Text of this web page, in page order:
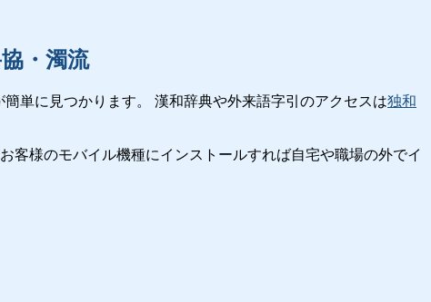
・濁流
単に見つかります。 漢和辞典や外来語字引のアクセスは独和
客様のモバイル機種にインストールすれば自宅や職場の外でイ